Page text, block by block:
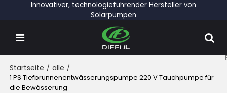
Innovativer, technologieführender Hersteller von
Solarpumpen
Startseite / alle /
1 PS Tiefbrunnenentwässerungspumpe 220 V Tauchpumpe für
die Bewässerung